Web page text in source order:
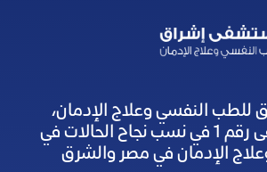
النفسي وعلاج الإدمان،
تعتبر المستشفى رقم 1 في نسب نجاح الحالات في
الإدمان في مصر والشرق